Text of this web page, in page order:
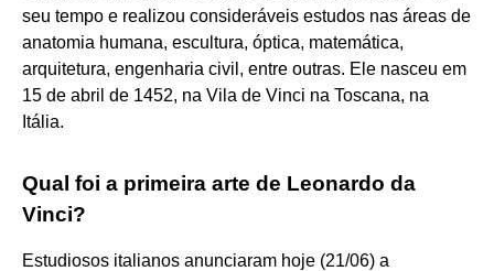
seu tempo e realizou consideráveis estudos nas áreas de
anatomia humana, escultura, óptica, matemática,
arquitetura, engenharia civil, entre outras. Ele nasceu em
15 de abril de 1452, na Vila de Vinci na Toscana, na
Itália.
Qual foi a primeira arte de Leonardo da
Vinci?
Estudiosos italianos anunciaram hoje (21/06) a